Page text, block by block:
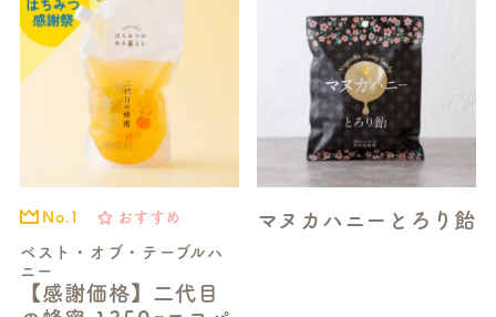
ベスト・オブ・テーブルハ
ニー
【感謝価格】二代目
No.1 おすすめ マヌカハニーとろり飴